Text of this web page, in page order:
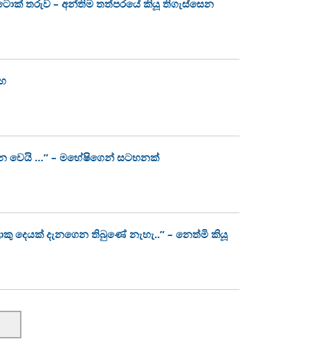
තරුව – අන්තිම තත්පරයේ කියූ තිගැස්සෙන
වෙයි …” – මහේෂිගෙන් සටහනක්
දෙයක් දැනගෙන තිබුණේ නැහැ..” – නෙත්මි කියූ